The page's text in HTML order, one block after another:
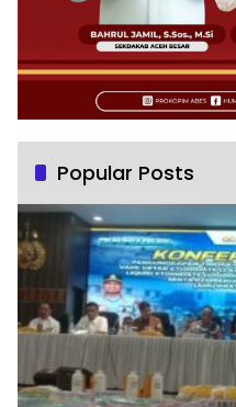
Popular Posts